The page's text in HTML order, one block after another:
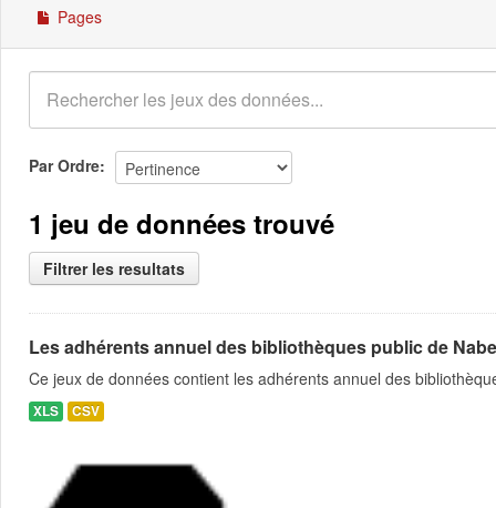
Pages
Par Ordre
1 jeu de données trouvé
Filtrer les resultats
Les adhérents annuel des bibliothèques public de
Ce jeux de données contient les adhérents annuel des
XLS CSV